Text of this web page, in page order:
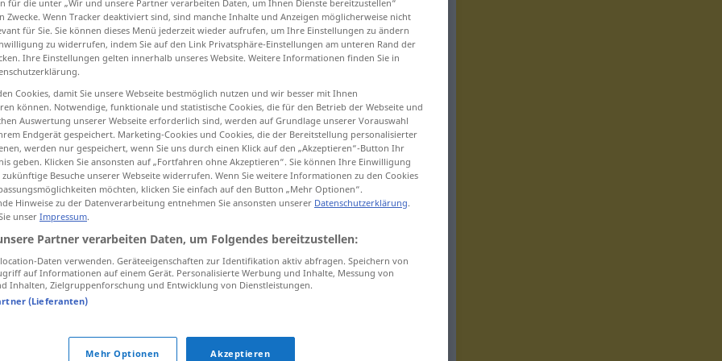
sight
sight erblindenblind werden
für "erblinden"
geprüft)
für die unter „Wir und unsere Partner verarbeiten Daten, um Ihnen Dienste bereitzustellen“
Zwecke. Wenn Tracker deaktiviert sind, sind manche Inhalte und Anzeigen möglicherweise nicht
für Sie. Sie können dieses Menü jederzeit wieder aufrufen, um Ihre Einstellungen zu ändern
zu widerrufen, indem Sie auf den Link Privatsphäre-Einstellungen am unteren Rand der
Ihre Einstellungen gelten innerhalb unseres Website. Weitere Informationen finden Sie in
Cookies, damit Sie unsere Webseite bestmöglich nutzen und wir besser mit Ihnen
können. Notwendige, funktionale und statistische Cookies, die für den Betrieb der Webseite und
Auswertung unserer Webseite erforderlich sind, werden auf Grundlage unserer Vorauswahl
Endgerät gespeichert. Marketing-Cookies und Cookies, die der Bereitstellung personalisierter
werden nur gespeichert, wenn Sie uns durch einen Klick auf den „Akzeptieren“-Button Ihr
geben. Klicken Sie ansonsten auf „Fortfahren ohne Akzeptieren“. Sie können Ihre Einwilligung
Besuche unserer Webseite widerrufen. Wenn Sie weitere Informationen zu den Cookies
möchten, klicken Sie einfach auf den Button „Mehr Optionen“.
Hinweise zu der Datenverarbeitung entnehmen Sie ansonsten unserer Datenschutzerklärung.
unser Impressum.
Partner verarbeiten Daten, um Folgendes bereitzustellen:
Daten verwenden. Geräteeigenschaften zur Identifikation aktiv abfragen. Speichern von
auf Informationen auf einem Gerät. Personalisierte Werbung und Inhalte, Messung von
Inhalten, Zielgruppenforschung und Entwicklung von Dienstleistungen.
(Lieferanten)
Mehr Optionen Akzeptieren